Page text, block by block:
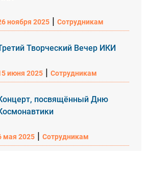
ноября 2025 | Сотрудникам
Творческий Вечер ИКИ
июня 2025 | Сотрудникам
посвящённый Дню
мая 2025 | Сотрудникам